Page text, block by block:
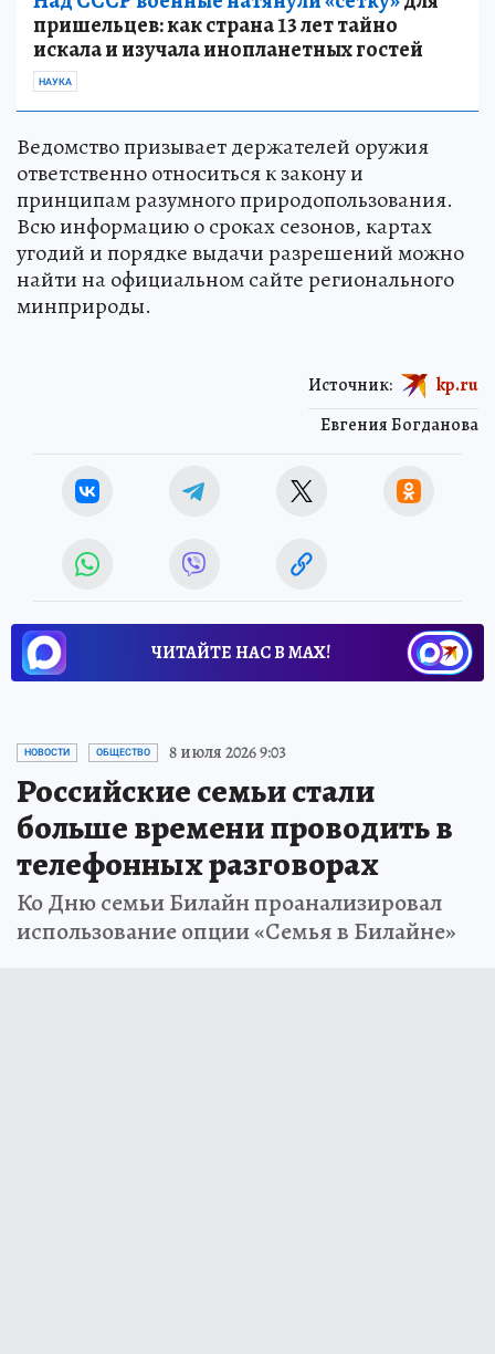
пришельцев: как страна 13 лет тайно
искала и изучала инопланетных гостей
НАУКА
Ведомство призывает держателей оружия
ответственно относиться к закону и
принципам разумного природопользования.
Всю информацию о сроках сезонов, картах
угодий и порядке выдачи разрешений можно
найти на официальном сайте регионального
минприроды.
Евгения Богданова
Источник: kp.ru
ЧИТАЙТЕ НАС В МАХ!
НОВОСТИ ОБЩЕСТВО 8 июля 2026 9:03
Российские семьи стали
больше времени проводить в
телефонных разговорах
Ко Дню семьи Билайн проанализировал
использование опции «Семья в Билайне»